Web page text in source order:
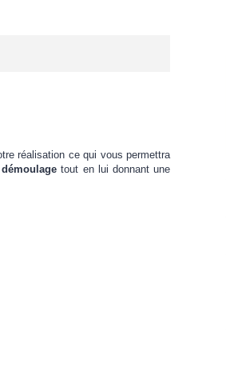
réalisation ce qui vous permettra
tout en lui donnant une